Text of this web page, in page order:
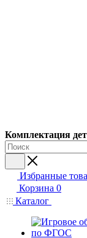
Комплектация
Избранные
Корзина 0
Каталог